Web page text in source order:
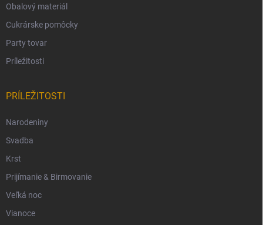
Obalový materiál
Cukrárske pomôcky
Party tovar
Príležitosti
PRÍLEŽITOSTI
Narodeniny
Svadba
Krst
Prijímanie & Birmovanie
Veľká noc
Vianoce